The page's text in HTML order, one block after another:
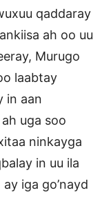
qaddaray
ah oo uu
Murugo
laabtay
in aan
uga soo
ninkayga
in uu ila
iga go’nayd